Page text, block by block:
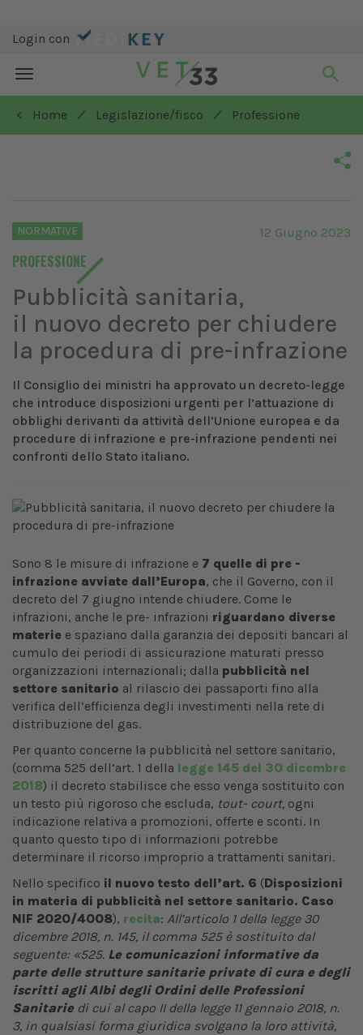
Login con
Toggle
navigation
< Home
/ Legislazione/fisco / Professione
NORMATIVE
PROFESSIONE
12 Giugno 2023
Pubblicità sanitaria,
il nuovo decreto per chiudere
la procedura di pre-infrazione
Il Consiglio dei ministri ha approvato un decreto-legge
che introduce disposizioni urgenti per l’attuazione di
obblighi derivanti da attività dell’Unione europea e da
procedure di infrazione e pre-infrazione pendenti nei
confronti dello Stato italiano.
Sono 8 le misure di infrazione e 7 quelle di pre -
infrazione avviate dall’Europa, che il Governo, con il
decreto del 7 giugno intende chiudere. Come le
infrazioni, anche le pre- infrazioni riguardano diverse
materie e spaziano dalla garanzia dei depositi bancari al
cumulo dei periodi di assicurazione maturati presso
organizzazioni internazionali; dalla pubblicità nel
settore sanitario al rilascio dei passaporti fino alla
verifica dell’efficienza degli investimenti nella rete di
distribuzione del gas.
Per quanto concerne la pubblicità nel settore sanitario,
(comma 525 dell’art. 1 della legge 145 del 30 dicembre
2018) il decreto stabilisce che esso venga sostituito con
un testo più rigoroso che escluda, tout- court, ogni
indicazione relativa a promozioni, offerte e sconti. In
quanto questo tipo di informazioni potrebbe
determinare il ricorso improprio a trattamenti sanitari.
Nello specifico il nuovo testo dell’art. 6 (Disposizioni
in materia di pubblicità nel settore sanitario. Caso
NIF 2020/4008), recita: All’articolo 1 della legge 30
dicembre 2018, n. 145, il comma 525 è sostituito dal
seguente: «525. Le comunicazioni informative da
parte delle strutture sanitarie private di cura e degli
iscritti agli Albi degli Ordini delle Professioni
Sanitarie di cui al capo II della legge 11 gennaio 2018, n.
3, in qualsiasi forma giuridica svolgano la loro attività,